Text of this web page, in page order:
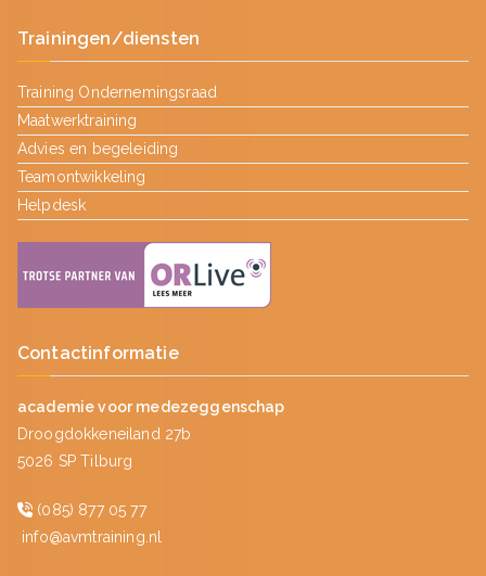
Trainingen/diensten
Training Ondernemingsraad
Maatwerktraining
Advies en begeleiding
Teamontwikkeling
Helpdesk
Contactinformatie
academie voor medezeggenschap
Droogdokkeneiland 27b
5026 SP Tilburg
(085) 877 05 77
info@avmtraining.nl